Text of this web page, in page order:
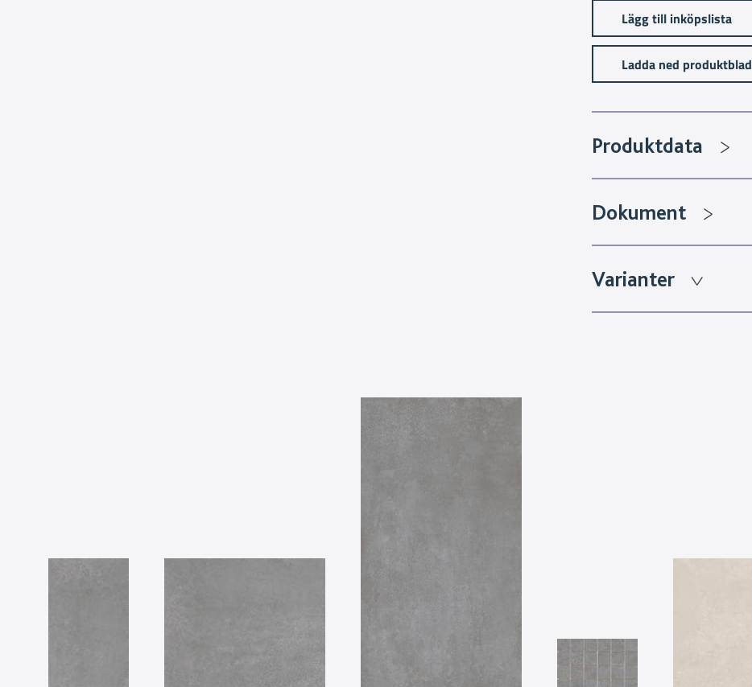
Lägg till inköpslista
Ladda ned produktblad
Produktdata
Dokument
Varianter